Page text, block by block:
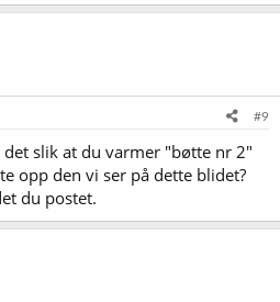
#9
slik at du varmer "bøtte nr 2"
opp den vi ser på dette blidet?
du postet.